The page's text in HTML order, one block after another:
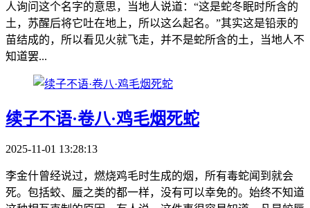
人询问这个名字的意思，当地人说道：“这是蛇冬眠时所含的
土，苏醒后将它吐在地上，所以这么起名。”其实这是铅汞的
苗结成的，所以看见火就飞走，并不是蛇所含的土，当地人不
知道罢...
续子不语·卷八·鸡毛烟死蛇
2025-11-01 13:28:13
李金什曾经说过，燃烧鸡毛时生成的烟，所有毒蛇闻到就会
死。包括蛟、蜃之类的都一样，没有可以幸免的。始终不知道